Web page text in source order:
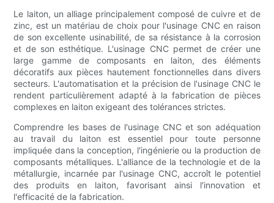
Le laiton, un alliage principalement composé de cuivre et de
zinc, est un matériau de choix pour l'usinage CNC en raison
de son excellente usinabilité, de sa résistance à la corrosion
et de son esthétique. L'usinage CNC permet de créer une
large gamme de composants en laiton, des éléments
décoratifs aux pièces hautement fonctionnelles dans divers
secteurs. L'automatisation et la précision de l'usinage CNC le
rendent particulièrement adapté à la fabrication de pièces
complexes en laiton exigeant des tolérances strictes.
Comprendre les bases de l'usinage CNC et son adéquation
au travail du laiton est essentiel pour toute personne
impliquée dans la conception, l'ingénierie ou la production de
composants métalliques. L'alliance de la technologie et de la
métallurgie, incarnée par l'usinage CNC, accroît le potentiel
des produits en laiton, favorisant ainsi l'innovation et
l'efficacité de la fabrication.